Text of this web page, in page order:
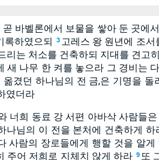
바벨론에서 보물을 쌓아 둔 곳에
록하였으되
3 고레스 왕 원년에 조
리는 처소를 건축하되 지대를 견고
새 나무 한 켜를 놓으라 그 경비는
겼던 하나님의 전 금,은 기명을
였더라
너희 동료 강 서편 아바삭 사람들
나님의 이 전을 본처에 건축하게 하
사람의 장로들에게 행할 것을 알
주어 저희로 지체치 않게 하라 9 또